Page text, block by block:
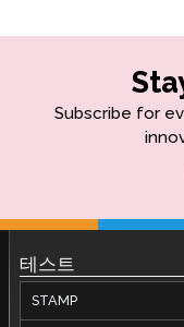
Subscribe for
테스트
STAMP